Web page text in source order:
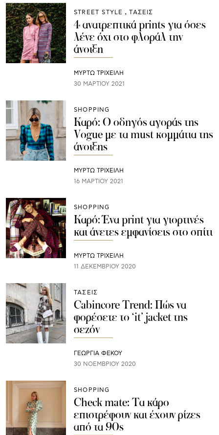
STREET STYLE ΤΑΣΕΙΣ
4 ανατρεπτικά prints για όσες
λένε όχι στο φλοράλ την
άνοιξη
ΜΥΡΤΩ ΤΡΙΧΕΙΛΗ
30 ΜΑΡΤΊΟΥ 2021
SHOPPING
Καρό: Ο οδηγός αγοράς της
Vogue με τα must κομμάτια της
άνοιξης
ΜΥΡΤΩ ΤΡΙΧΕΙΛΗ
16 ΜΑΡΤΊΟΥ 2021
SHOPPING
Καρό: Ένα print για γιορτινές
και άνετες εμφανίσεις στο σπίτι
ΜΥΡΤΩ ΤΡΙΧΕΙΛΗ
11 ΔΕΚΕΜΒΡΊΟΥ 2020
ΤΑΣΕΙΣ
Cabincore Trend: Πώς να
φορέσετε το ‘it’ jacket της
σεζόν
ΓΕΩΡΓΙΑ ΦΕΚΟΥ
30 ΝΟΕΜΒΡΊΟΥ 2020
SHOPPING
Check mate: Τα κάρο
επιστρέφουν και έχουν ρίζες
από τα 90s